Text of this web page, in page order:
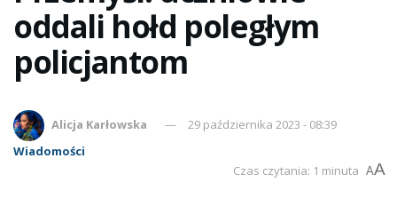
oddali hołd poległym
policjantom
Alicja Karłowska
29 października 2023 - 08:39
Wiadomości
Czas czytania: 1 minuta AA